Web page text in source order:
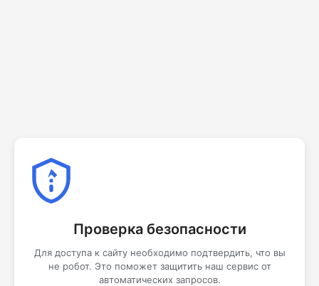
Проверка безопасности
Для доступа к сайту необходимо подтвердить, что вы
не робот. Это поможет защитить наш сервис от
автоматических запросов.